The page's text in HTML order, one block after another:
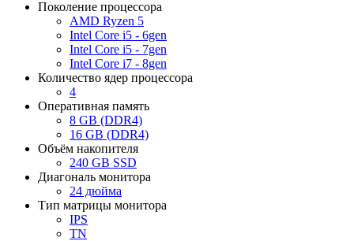
Поколение процессора
AMD Ryzen 5
Intel Core i5 - 6gen
Intel Core i5 - 7gen
Intel Core i7 - 8gen
Количество ядер процессора
4
Оперативная память
8 GB (DDR4)
16 GB (DDR4)
Объём накопителя
240 GB SSD
Диагональ монитора
24 дюйма
Тип матрицы монитора
IPS
TN